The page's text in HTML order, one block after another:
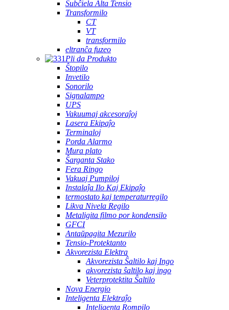
Subĉiela Alta Tensio
Transformilo
CT
VT
transformilo
eltranĉa fuzeo
Pli da Produkto
Ŝtopilo
Invetilo
Sonorilo
Signalampo
UPS
Vakuumaj akcesoraĵoj
Lasera Ekipaĵo
Terminaloj
Porda Alarmo
Mura plato
Ŝarganta Stako
Fera Ringo
Vakuaj Pumpiloj
Instalaĵa Ilo Kaj Ekipaĵo
termostato kaj temperaturregilo
Likva Nivela Regilo
Metaligita filmo por kondensilo
GFCI
Antaŭpagita Mezurilo
Tensio-Protektanto
Akvorezista Elektra
Akvorezista Ŝaltilo kaj Ingo
akvorezista ŝaltilo kaj ingo
Veterprotektita Ŝaltilo
Nova Energio
Inteligenta Elektraĵo
Inteligenta Rompilo